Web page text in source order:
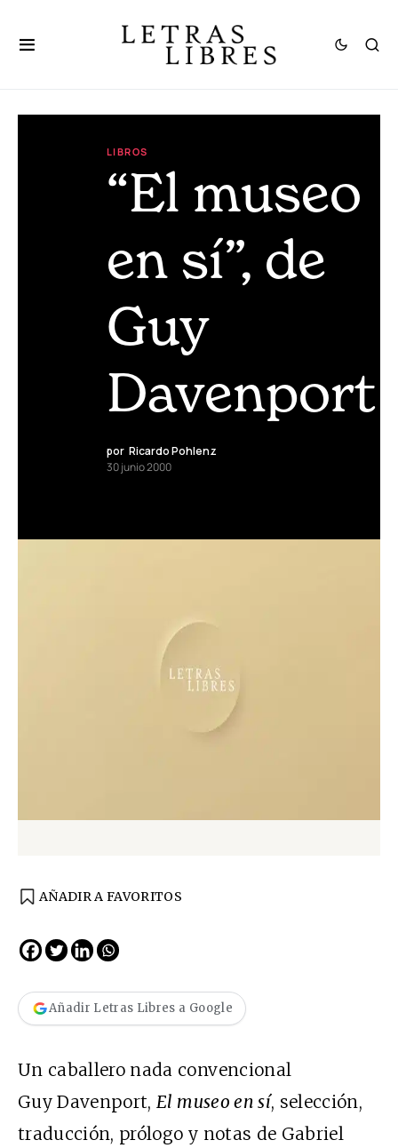
LIBROS
“El museo
en sí”, de
Guy
Davenport
por Ricardo Pohlenz
30 junio 2000
AÑADIR A FAVORITOS
Añadir Letras Libres a Google
Un caballero nada convencional
Guy Davenport,El museo en sí, selección,
traducción, prólogo y notas de Gabriel